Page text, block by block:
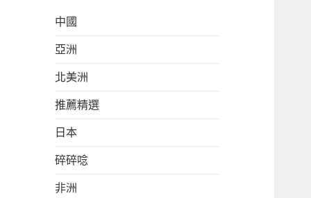
中國
亞洲
北美洲
推薦精選
日本
碎碎唸
非洲